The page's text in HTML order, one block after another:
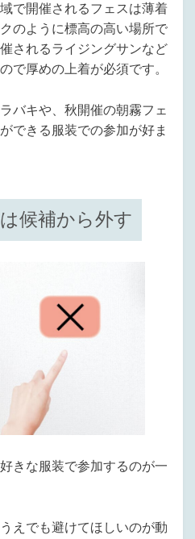
で開催されるフェスは薄着
のように標高の高い場所で
されるライジングサンなど
で厚めの上着が必須です。
バキや、秋開催の朝霧フェ
できる服装での参加が好ま
候補から外す
きな服装で参加するのが一
えでも避けてほしいのが動